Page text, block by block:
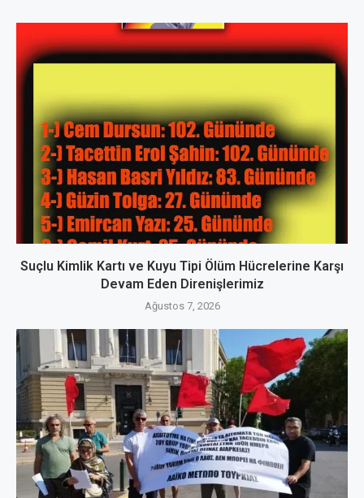
Suçlu Kimlik Kartı ve Kuyu Tipi Ölüm Hücrelerine Karşı
Devam Eden Direnişlerimiz
Ağustos 7, 2026